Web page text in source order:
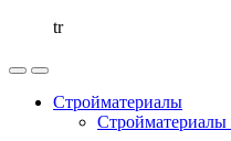
tr
Стройматериалы
Стройматериалы